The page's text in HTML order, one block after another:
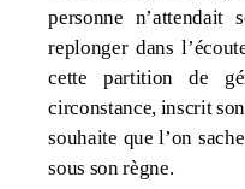
personne
replonger dans
cette partition de
circonstance, inscrit
souhaite que l’on
sous son règne.